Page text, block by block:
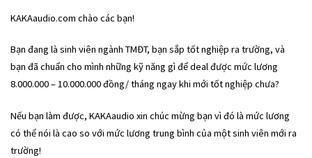
KAKAaudio.com chào các bạn!
Bạn đang là sinh viên ngành TMĐT, bạn sắp tốt nghiệp ra trường, và
bạn đã chuẩn cho mình những kỹ năng gì để deal được mức lương
8.000.000 – 10.000.000 đồng/ tháng ngay khi mới tốt nghiệp chưa?
Nếu bạn làm được, KAKAaudio xin chúc mừng bạn vì đó là mức lương
có thể nói là cao so với mức lương trung bình của một sinh viên mới ra
trường!